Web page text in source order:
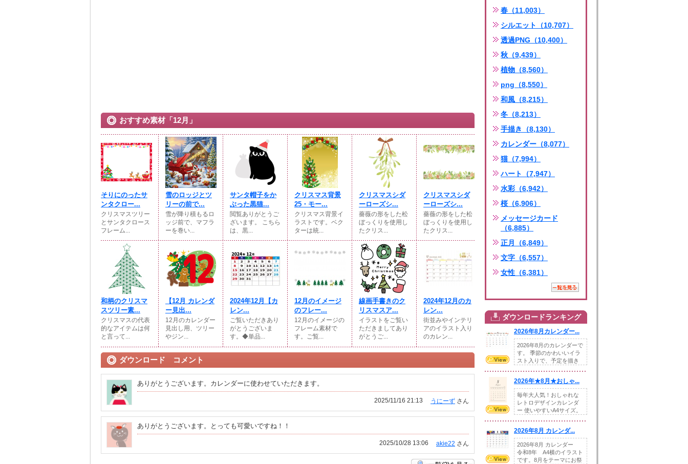
おすすめ素材「12月」
そりにのったサ
ンタクロー...
クリスマスツリー
とサンタクロース
フレーム...
雪のロッジとツ
リーの前で...
雪が降り積もるロ
ッジ前で、マフラ
ーを巻い...
サンタ帽子をか
ぶった黒猫...
閲覧ありがとうご
ざいます。 こちら
は、黒...
クリスマス背景
25・モー...
クリスマス背景イ
ラストです。ベク
ターは統...
クリスマスシダ
ーローズシ...
薔薇の形をした松
ぼっくりを使用し
たクリス...
クリスマスシダ
ーローズシ...
薔薇の形をした松
ぼっくりを使用し
たクリス...
和柄のクリスマ
スツリー素...
クリスマスの代表
的なアイテムは何
と言って...
【12月 カレンダ
ー見出...
12月のカレンダー
見出し用、ツリー
やジン...
2024年12月【カ
レン...
ご覧いただきあり
がとうございま
す。◆単品...
12月のイメージ
のフレー...
12月のイメージの
フレーム素材で
す。ご覧...
線画手書きのク
リスマスア...
イラストをご覧い
ただきましてあり
がとうご...
2024年12月のカ
レン...
街並みやインテリ
アのイラスト入り
のカレン...
ダウンロード コメント
ありがとうございます。カレンダーに使わせていただきます。
うにーず さん
2025/11/16 21:13
ありがとうございます。とっても可愛いですね！！
akie22 さん
2025/10/28 13:06
春（11,003）
シルエット（10,707）
透過PNG（10,400）
秋（9,439）
植物（8,560）
png（8,550）
和風（8,215）
冬（8,213）
手描き（8,130）
カレンダー（8,077）
猫（7,994）
ハート（7,947）
水彩（6,942）
桜（6,906）
メッセージカード
（6,885）
正月（6,849）
文字（6,557）
女性（6,381）
ダウンロードランキング
2026年8月カレンダー...
2026年8月のカレンダーで
す。 季節のかわいいイラ
スト入りで、予定を描き
2026年★8月★おしゃ...
毎年大人気！おしゃれな
レトロデザインカレンダ
ー 使いやすいA4サイズ。
2026年8月 カレンダ...
2026年8月 カレンダー
令和8年 A4横のイラスト
です。8月をテーマにお祭